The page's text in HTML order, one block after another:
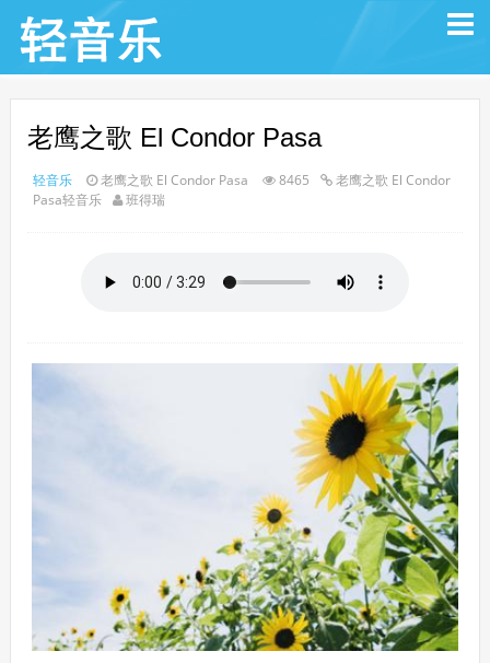
老鹰之歌 El Condor Pasa
轻音乐 老鹰之歌 El Condor Pasa 8465
老鹰之歌 El Condor
Pasa轻音乐
班得瑞